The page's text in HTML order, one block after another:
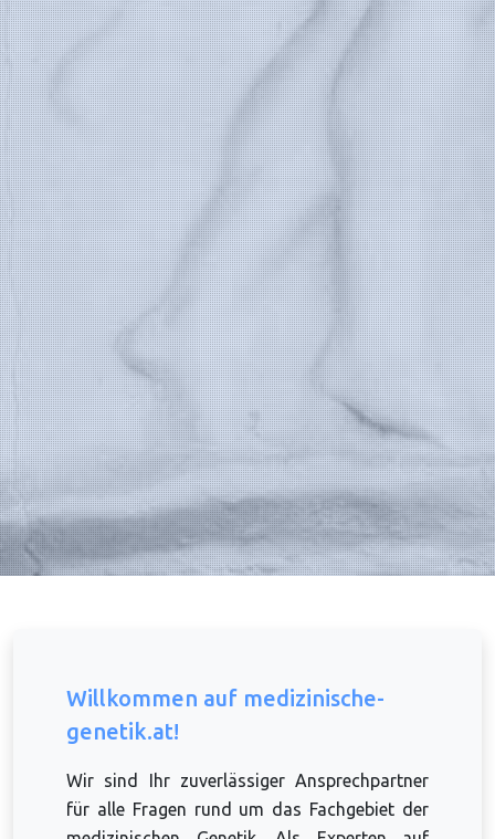
Willkommen auf medizinische-
genetik.at!
Wir sind Ihr zuverlässiger Ansprechpartner
für alle Fragen rund um das Fachgebiet der